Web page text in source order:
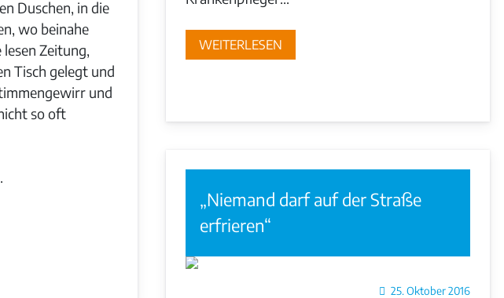
Duschen, in die
wo beinahe
Zeitung,
Tisch gelegt und
und
so oft
WEITERLESEN
„Niemand darf auf der Straße
erfrieren“
25. Oktober 2016